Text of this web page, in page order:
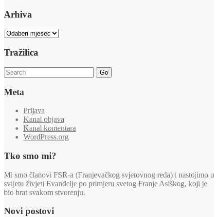
Arhiva
Arhiva
Tražilica
Go
Meta
Prijava
Kanal objava
Kanal komentara
WordPress.org
Tko smo mi?
Mi smo članovi FSR-a (Franjevačkog svjetovnog reda) i nastojimo u
svijetu živjeti Evanđelje po primjeru svetog Franje Asiškog, koji je
bio brat svakom stvorenju.
Novi postovi